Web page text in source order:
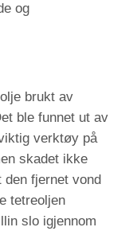
og
brukt av
ble funnet ut av
verktøy på
skadet ikke
den fjernet vond
tetreoljen
slo igjennom